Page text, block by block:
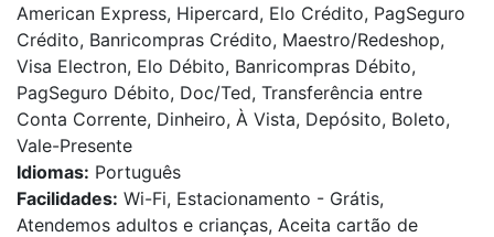
American Express, Hipercard, Elo Crédito, PagSeguro
Crédito, Banricompras Crédito, Maestro/Redeshop,
Visa Electron, Elo Débito, Banricompras Débito,
PagSeguro Débito, Doc/Ted, Transferência entre
Conta Corrente, Dinheiro, À Vista, Depósito, Boleto,
Vale-Presente
Idiomas: Português
Facilidades: Wi-Fi, Estacionamento - Grátis,
Atendemos adultos e crianças, Aceita cartão de